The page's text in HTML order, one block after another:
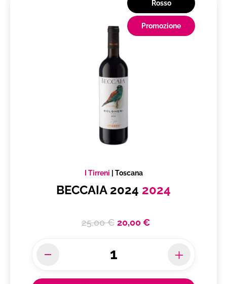
Rosso
Promozione
I Tirreni Toscana
BECCAIA 2024 2024
25,00 € 20,00 €